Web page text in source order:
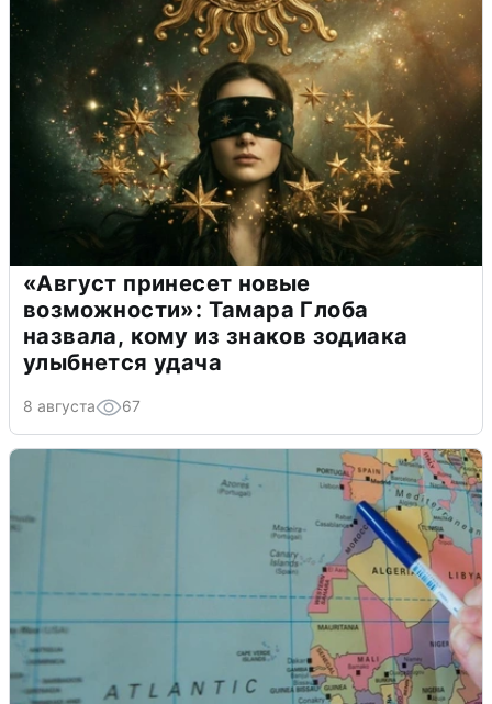
«Август принесет новые
возможности»: Тамара Глоба
назвала, кому из знаков зодиака
улыбнется удача
8 августа 67